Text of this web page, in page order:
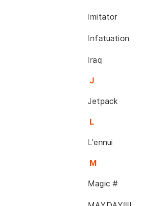
Imitator
Infatuation
Iraq
J
Jetpack
L
L'ennui
M
Magic #